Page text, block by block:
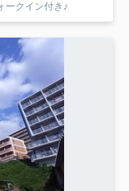
ークイン付き♪